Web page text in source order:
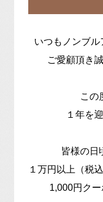
いつもノンブ
ご愛顧頂き
この
１年を
皆様の日
１万円以上（税
1,000円クー